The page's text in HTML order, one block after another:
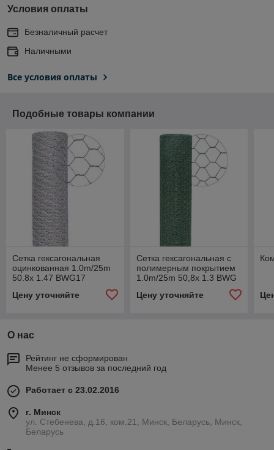
Условия оплаты
Безналичный расчет
Наличными
Все условия оплаты
Подобные товары компании
Сетка гексагональная
оцинкованная 1.0m/25m
50.8x 1.47 BWG17
Цену уточняйте
Сетка гексагональная с
полимерным покрытием
1.0m/25m 50,8x 1.3 BWG
Цену уточняйте
О нас
Рейтинг не сформирован
Менее 5 отзывов за последний год
Работает с 23.02.2016
г. Минск
ул. Стебенева, д.16, ком.21, Минск, Беларусь, Минск,
Беларусь